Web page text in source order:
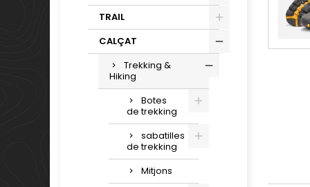
TRAIL
CALÇAT
Trekking &
Hiking
Botes
de trekking
sabatilles
de trekking
Mitjons